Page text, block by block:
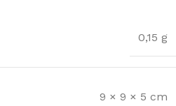
0,15 g
9 × 9 × 5 cm